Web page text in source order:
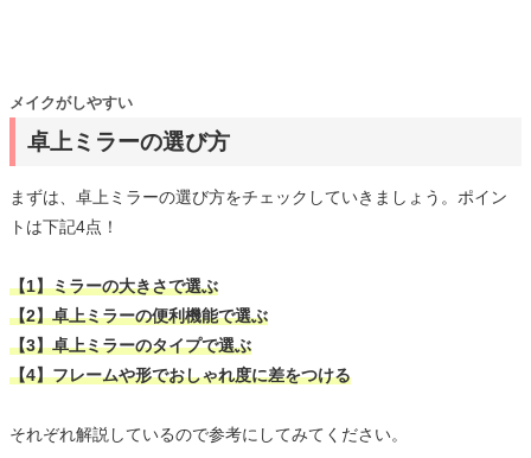
卓上ミラーの選び方
メイクがしやすい
まずは、卓上ミラーの選び方をチェックしていきましょう。ポイン
トは下記4点！
【1】ミラーの大きさで選ぶ
【2】卓上ミラーの便利機能で選ぶ
【3】卓上ミラーのタイプで選ぶ
【4】フレームや形でおしゃれ度に差をつける
それぞれ解説しているので参考にしてみてください。